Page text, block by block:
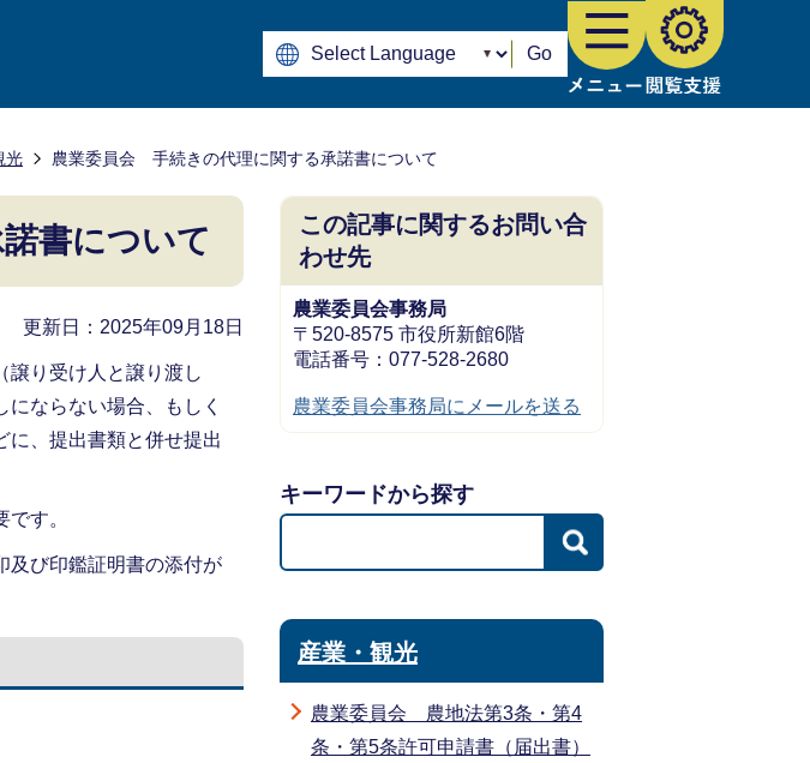
Go
光 農業委員会 手続きの代理に関する承諾書について
書について
更新日：2025年09月18日
譲り受け人と譲り渡し
ならない場合、もしく
に、提出書類と併せ提出
す。
及び印鑑証明書の添付が
この記事に関するお問い合
わせ先
農業委員会事務局
〒520-8575 市役所新館6階
電話番号：077-528-2680
農業委員会事務局にメールを送る
キーワードから探す
産業・観光
農業委員会 農地法第3条・第4
条・第5条許可申請書（届出書）